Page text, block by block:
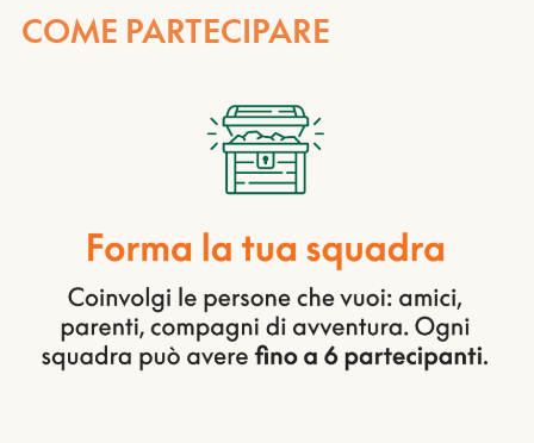
COME PARTECIPARE